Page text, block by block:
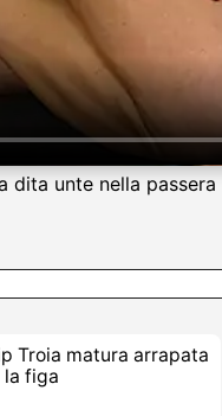
dita unte nella
Troia matura arrapata
la figa